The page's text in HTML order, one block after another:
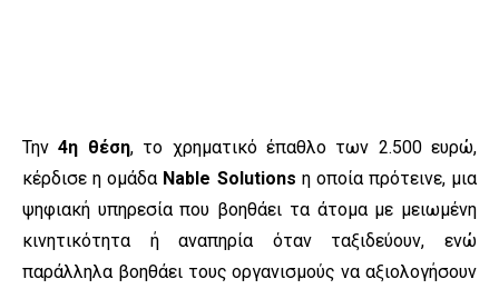
Την4η θέση, το χρηματικό έπαθλο των 2.500 ευρώ,
κέρδισε η ομάδα Nable Solutions η οποία πρότεινε, μια
ψηφιακή υπηρεσία που βοηθάει τα άτομα με μειωμένη
κινητικότητα ή αναπηρία όταν ταξιδεύουν, ενώ
παράλληλα βοηθάει τους οργανισμούς να αξιολογήσουν